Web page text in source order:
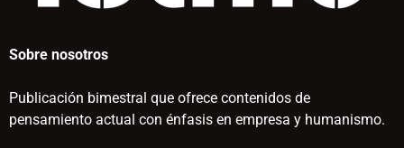
Sobre nosotros
Publicación bimestral que ofrece contenidos de
pensamiento actual con énfasis en empresa y humanismo.